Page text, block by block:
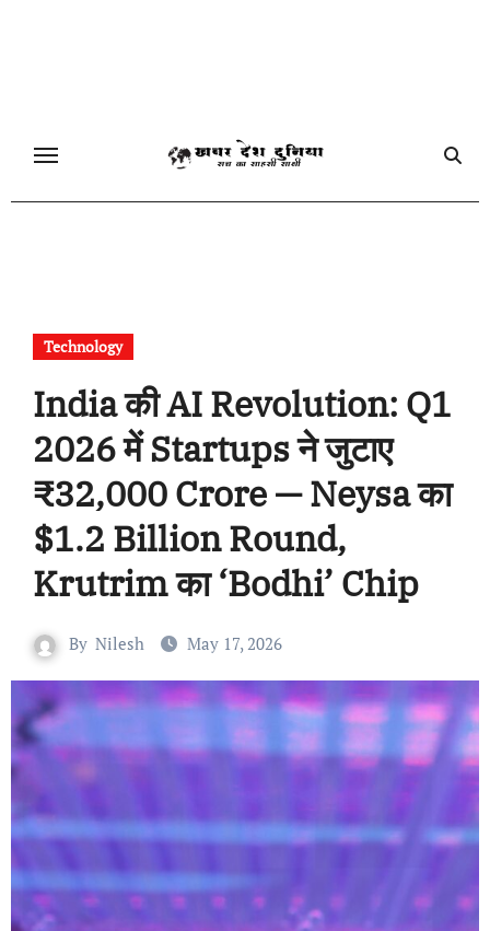
Technology
India की AI Revolution: Q1
2026 में Startups ने जुटाए
₹32,000 Crore — Neysa का
$1.2 Billion Round,
Krutrim का ‘Bodhi’ Chip
By Nilesh May 17, 2026